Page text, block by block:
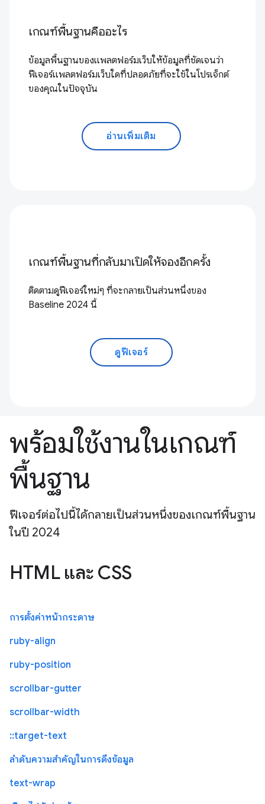
เกณฑ์พื้นฐานคืออะไร
ข้อมูลพื้นฐานของแพลตฟอร์มเว็บให้ข้อมูลที่ชัดเจนว่า
ฟีเจอร์แพลตฟอร์มเว็บใดที่ปลอดภัยที่จะใช้ในโปรเจ็กต์
ของคุณในปัจจุบัน
อ่านเพิ่มเติม
เกณฑ์พื้นฐานที่กลับมาเปิดให้จองอีกครั้ง
ติดตามดูฟีเจอร์ใหม่ๆ ที่จะกลายเป็นส่วนหนึ่งของ
Baseline 2024 นี้
ดูฟีเจอร์
พร้อมใช้งานในเกณฑ์
พื้นฐาน
ฟีเจอร์ต่อไปนี้ได้กลายเป็นส่วนหนึ่งของเกณฑ์พื้นฐาน
ในปี 2024
HTML และ CSS
การตั้งค่าหน้ากระดาษ
ruby-align
ruby-position
scrollbar-gutter
scrollbar-width
::target-text
ลำดับความสำคัญในการดึงข้อมูล
text-wrap